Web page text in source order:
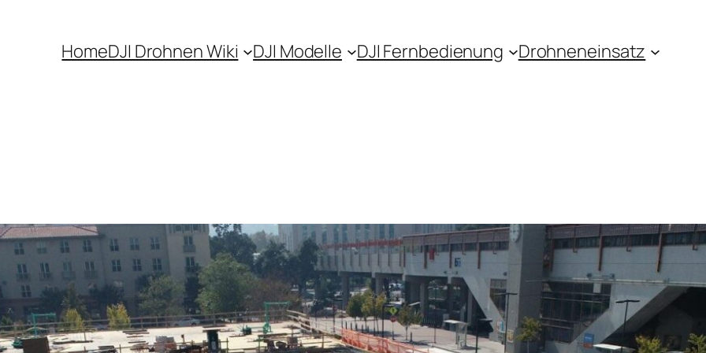
HomeDJI Drohnen Wiki DJI Modelle DJI Fernbedienung Drohneneinsatz